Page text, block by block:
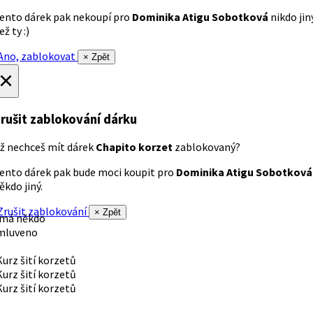
dárek pak nekoupí pro Dominika Atigu Sobotková nikdo
ty :)
zablokovat
× Zpět
zablokování dárku
nechceš mít dárek Chapito korzet zablokovaný?
dárek pak bude moci koupit pro Dominika Atigu Sobotková
jiný.
zablokování
× Zpět
někdo